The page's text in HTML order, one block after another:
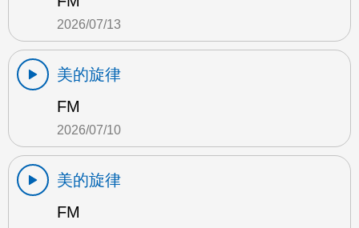
2026/07/13
美的旋律
FM
2026/07/10
美的旋律
FM